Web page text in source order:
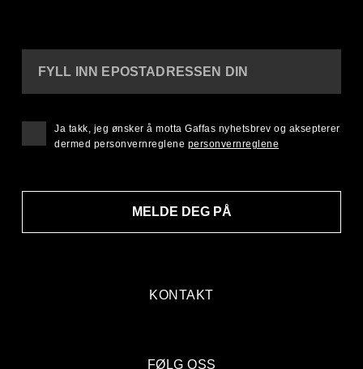
KONTAKT
FYLL INN EPOSTADRESSEN DIN
MELDE DEG PÅ
Ja takk, jeg ønsker å motta Gaffas nyhetsbrev og aksepterer
dermed personvernreglene personvernreglene
FØLG OSS